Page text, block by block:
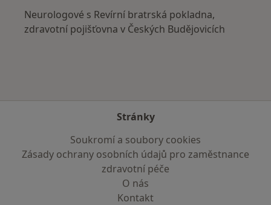
Neurologové s Revírní bratrská pokladna,
zdravotní pojišťovna v Českých Budějovicích
Stránky
Soukromí a soubory cookies
Zásady ochrany osobních údajů pro zaměstnance
zdravotní péče
O nás
Kontakt